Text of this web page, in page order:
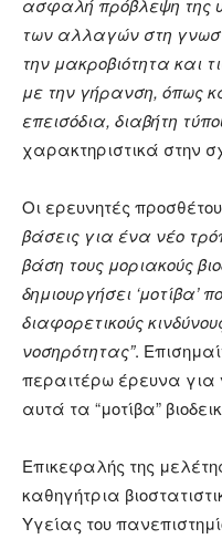
ασφαλή πρόβλεψη της
των αλλαγών στη
την μακροβιότητα και
με την γήρανση, όπως
επεισόδια, διαβήτη
χαρακτηριστικά στην
Οι ερευνητές
βάσεις για ένα νέο
βάση τους μοριακούς
δημιουργήσει ‘μοτίβα’
διαφορετικούς
νοσηρότητας”.
περαιτέρω έρευνα για
αυτά τα “μοτίβα”
Επικεφαλής της
καθηγήτρια
Υγείας του